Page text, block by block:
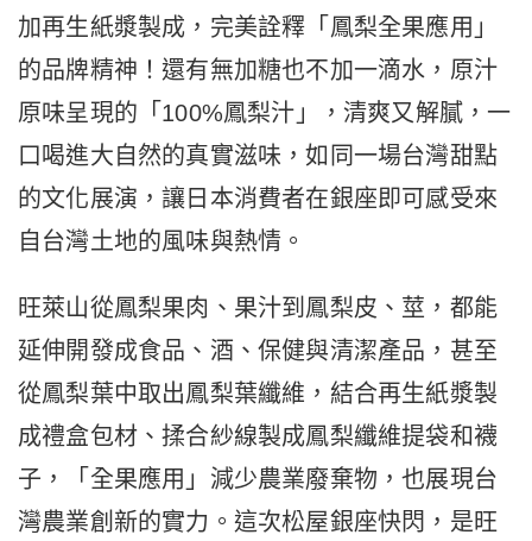
加再生紙漿製成，完美詮釋「鳳梨全果應用」
的品牌精神！還有無加糖也不加一滴水，原汁
原味呈現的「100%鳳梨汁」，清爽又解膩，一
口喝進大自然的真實滋味，如同一場台灣甜點
的文化展演，讓日本消費者在銀座即可感受來
自台灣土地的風味與熱情。
旺萊山從鳳梨果肉、果汁到鳳梨皮、莖，都能
延伸開發成食品、酒、保健與清潔產品，甚至
從鳳梨葉中取出鳳梨葉纖維，結合再生紙漿製
成禮盒包材、揉合紗線製成鳳梨纖維提袋和襪
子，「全果應用」減少農業廢棄物，也展現台
灣農業創新的實力。這次松屋銀座快閃，是旺